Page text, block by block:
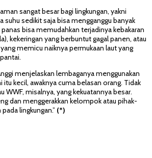
sangat besar bagi lingkungan, yakni
suhu sedikit saja bisa mengganggu banyak
bisa memudahkan terjadinya kebakaran
kekeringan yang berbuntut gagal panen, atau
memicu naiknya permukaan laut yang
menjelaskan lembaganya menggunakan
itu kecil, awaknya cuma belasan orang. Tidak
WWF, misalnya, yang kekuatannya besar.
dan menggerakkan kelompok atau pihak-
lingkungan.” (*)